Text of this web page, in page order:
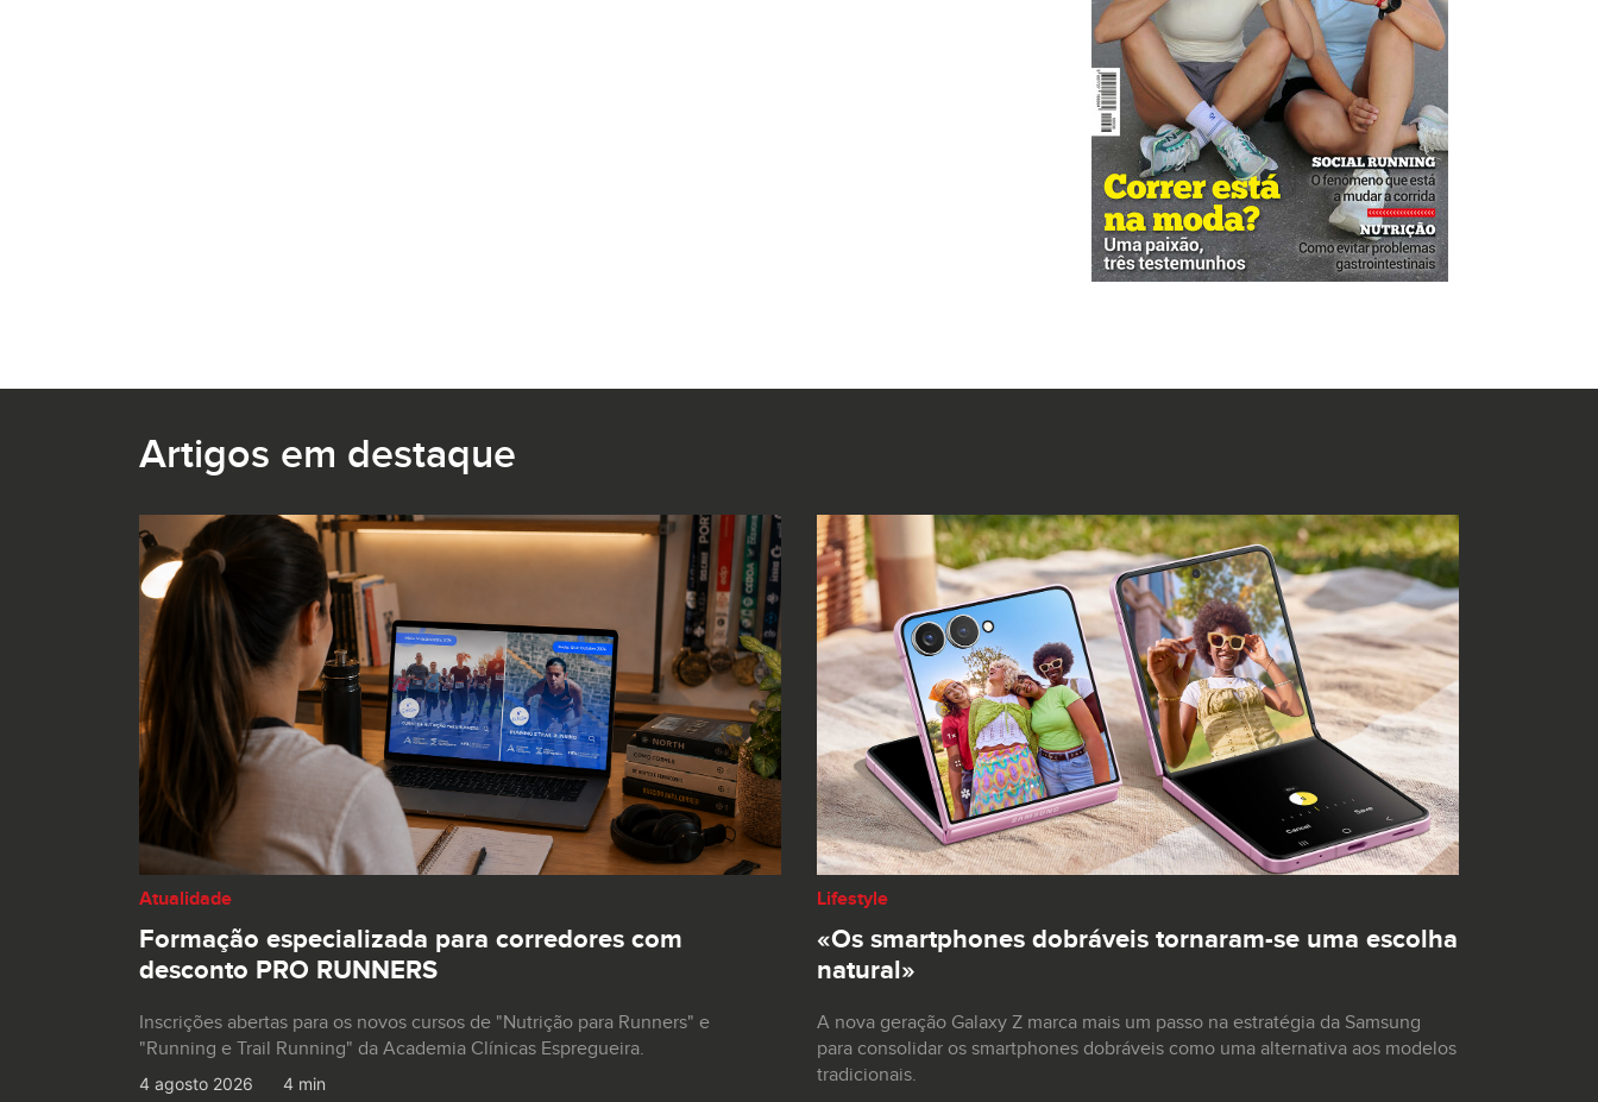
Artigos em destaque
Atualidade
Formação especializada para corredores com
desconto PRO RUNNERS
Inscrições abertas para os novos cursos de "Nutrição para Runners" e
"Running e Trail Running" da Academia Clínicas Espregueira.
4 agosto 2026 4 min
Lifestyle
«Os smartphones dobráveis tornaram-se uma escolha
natural»
A nova geração Galaxy Z marca mais um passo na estratégia da Samsung
para consolidar os smartphones dobráveis como uma alternativa aos modelos
tradicionais.